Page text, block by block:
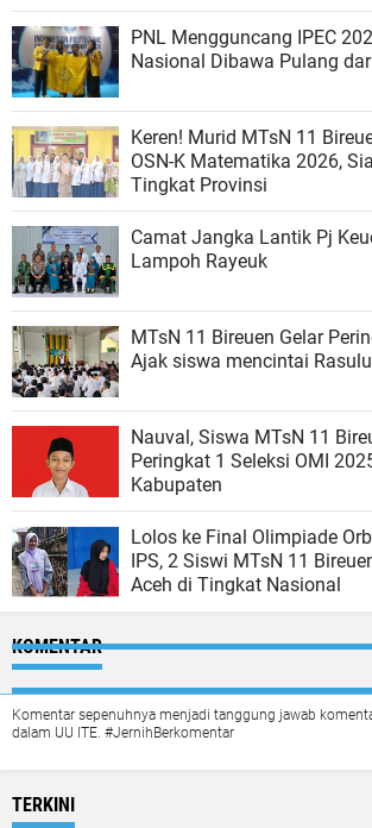
PNL Mengguncang IPEC
Nasional Dibawa Pulang
Keren! Murid MTsN 11
OSN-K Matematika 2026,
Tingkat Provinsi
Camat Jangka Lantik Pj
Lampoh Rayeuk
MTsN 11 Bireuen Gelar
Ajak siswa mencintai
Nauval, Siswa MTsN 11
Peringkat 1 Seleksi OMI
Kabupaten
Lolos ke Final Olimpiade
IPS, 2 Siswi MTsN 11
Aceh di Tingkat Nasional
KOMENTAR
Komentar sepenuhnya menjadi tanggung jawab
dalam UU ITE. #JernihBerkomentar
TERKINI